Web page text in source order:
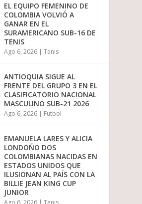
EL EQUIPO FEMENINO DE
COLOMBIA VOLVIÓ A
GANAR EN EL
SURAMERICANO SUB-16 DE
TENIS
Ago 6, 2026 |Tenis
ANTIOQUIA SIGUE AL
FRENTE DEL GRUPO 3 EN EL
CLASIFICATORIO NACIONAL
MASCULINO SUB-21 2026
Ago 6, 2026 | Futbol
EMANUELA LARES Y ALICIA
LONDOÑO DOS
COLOMBIANAS NACIDAS EN
ESTADOS UNIDOS QUE
ILUSIONAN AL PAÍS CON LA
BILLIE JEAN KING CUP
JUNIOR
Ago 6, 2026 |Tenis